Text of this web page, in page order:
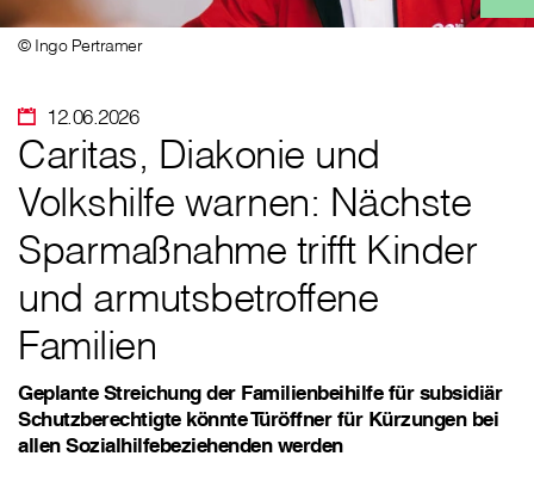
12.06.2026
© Ingo Pertramer
Caritas, Diakonie und
Volkshilfe warnen: Nächste
Sparmaßnahme trifft Kinder
und armutsbetroffene
Familien
Geplante Streichung der Familienbeihilfe für subsidiär
Schutzberechtigte könnte Türöffner für Kürzungen bei
allen Sozialhilfebeziehenden werden